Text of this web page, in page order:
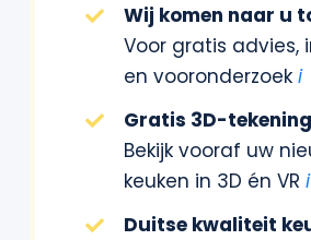
Wij komen naar u
Voor gratis advies,
en vooronderzoek i
Gratis 3D-tekening
Bekijk vooraf uw
keuken in 3D én VR i
Duitse kwaliteit